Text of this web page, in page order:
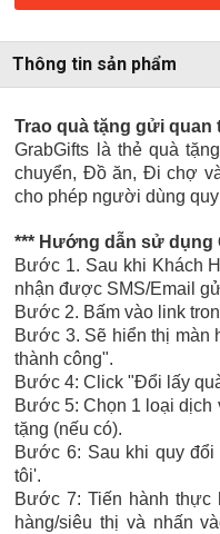
Thông tin sản phẩm
Trao quà tặng gửi quan
GrabGifts là thẻ quà
chuyển, Đồ ăn, Đi chợ
cho phép người dùng
*** Hướng dẫn sử dụng
Bước 1. Sau khi Khách
nhận được SMS/Email
Bước 2. Bấm vào link
Bước 3. Sẽ hiển thị màn
thành công".
Bước 4: Click "Đổi lấy
Bước 5:Chọn 1 loại dịch
tặng (nếu có).
Bước 6: Sau khi quy
tôi'.
Bước 7:Tiến hành thực
hàng/siêu thị và nhấn